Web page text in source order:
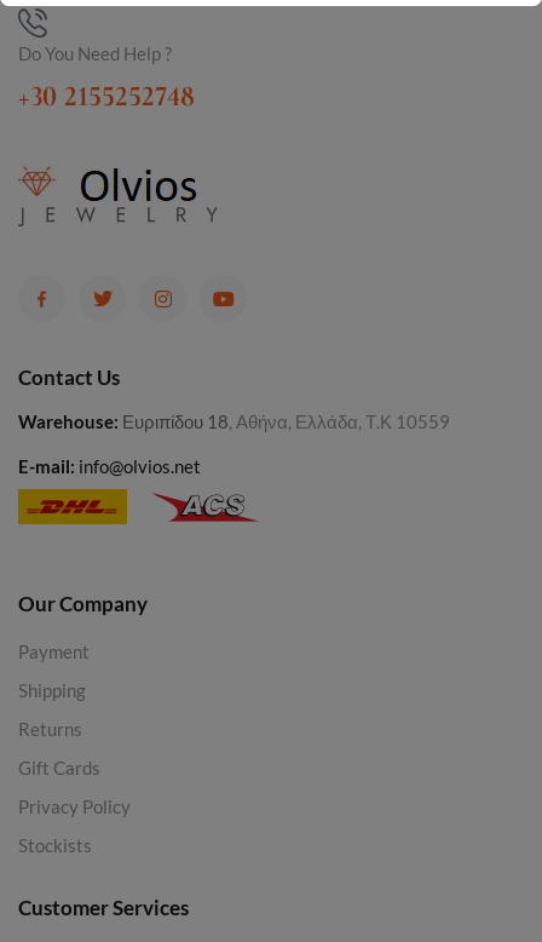
Do You Need Help ?
+30 2155252748
Contact Us
Warehouse: Ευριπίδου 18, Αθήνα, Ελλάδα, Τ.Κ 10559
E-mail: info@olvios.net
Our Company
Payment
Shipping
Returns
Gift Cards
Privacy Policy
Stockists
Customer Services